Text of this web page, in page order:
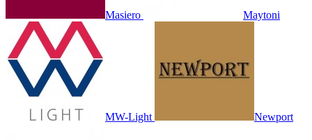
Masiero Maytoni
MW-Light Newport